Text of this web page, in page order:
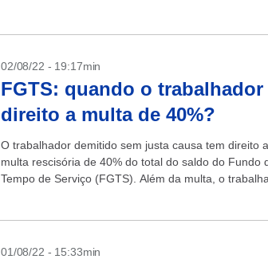
02/08/22 - 19:17min
FGTS: quando o trabalhador
direito a multa de 40%?
O trabalhador demitido sem justa causa tem direito
multa rescisória de 40% do total do saldo do Fundo
Tempo de Serviço (FGTS). Além da multa, o
01/08/22 - 15:33min